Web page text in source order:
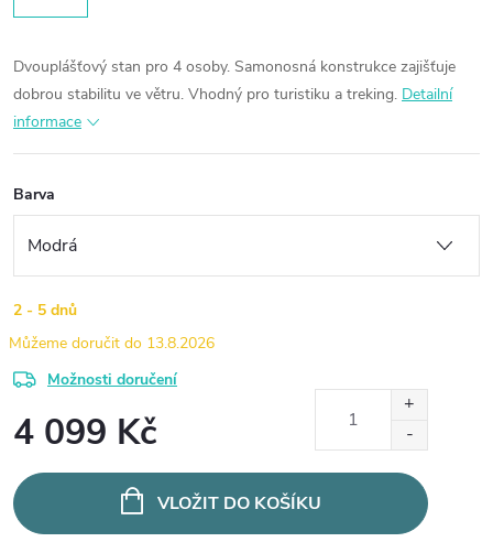
Dvouplášťový stan pro 4 osoby. Samonosná konstrukce zajišťuje
dobrou stabilitu ve větru. Vhodný pro turistiku a treking. Detailní
informace
Barva
2 - 5 dnů
13.8.2026
Možnosti doručení
4 099 Kč
cena:
VLOŽIT DO KOŠÍKU